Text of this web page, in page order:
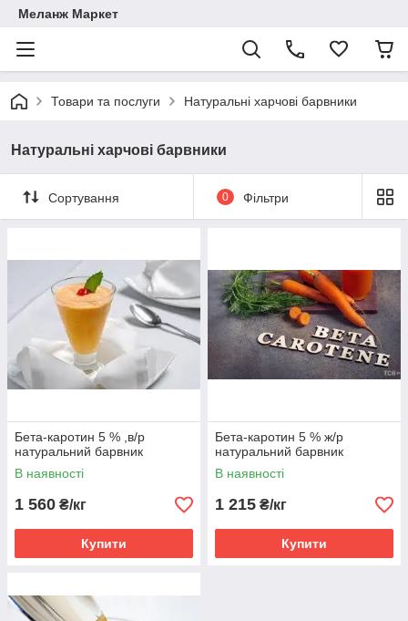
Меланж Маркет
Товари та послуги Натуральні харчові барвники
Натуральні харчові барвники
Сортування 0 Фільтри
Бета-каротин 5 % ,в/р
натуральний барвник
В наявності
1 560 ₴/кг
Купити
Бета-каротин 5 % ж/р
натуральний барвник
В наявності
1 215 ₴/кг
Купити